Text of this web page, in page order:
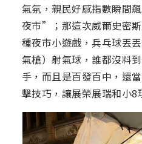
氣氛，親民好感指數瞬間
夜市”；那這次威爾史密
種夜市小遊戲，兵乓球丟
氣槍）射氣球，誰都沒料
手，而且是百發百中，還
擊技巧，讓展榮展瑞和小8